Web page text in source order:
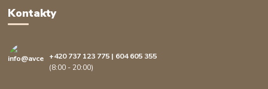
Kontakty
+420 737 123 775 | 604 605 355
(8:00 - 20:00)